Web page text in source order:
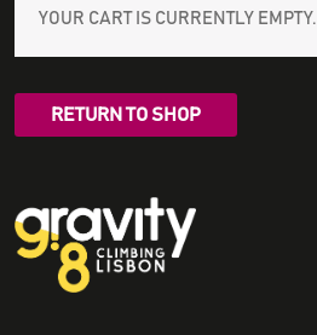
YOUR CART IS CURRENTLY EMPTY.
RETURN TO SHOP